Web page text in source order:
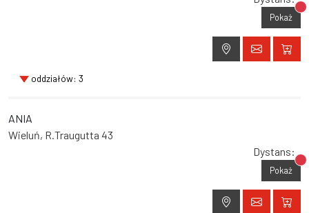
Pokaż
oddziałów: 3
ANIA
Wieluń, R.Traugutta 43
Dystans:
Pokaż